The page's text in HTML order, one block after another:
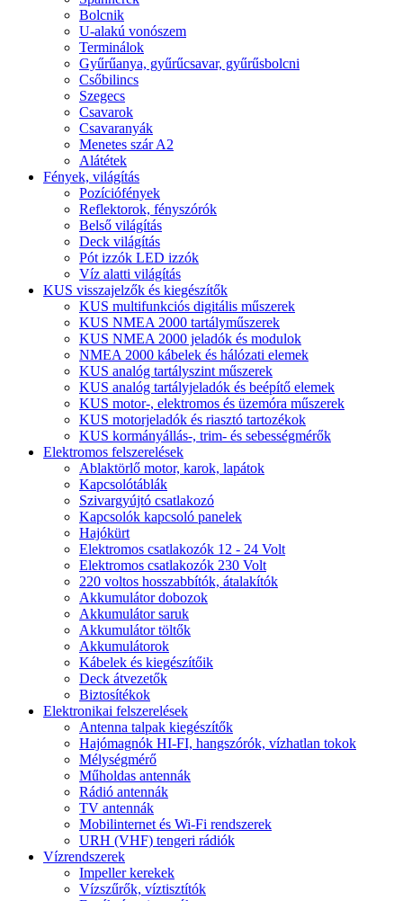
Bolcnik
U-alakú vonószem
Terminálok
Gyűrűanya, gyűrűcsavar, gyűrűsbolcni
Csőbilincs
Szegecs
Csavarok
Csavaranyák
Menetes szár A2
Alátétek
Fények, világítás
Pozíciófények
Reflektorok, fényszórók
Belső világítás
Deck világítás
Pót izzók LED izzók
Víz alatti világítás
KUS visszajelzők és kiegészítők
KUS multifunkciós digitális műszerek
KUS NMEA 2000 tartályműszerek
KUS NMEA 2000 jeladók és modulok
NMEA 2000 kábelek és hálózati elemek
KUS analóg tartályszint műszerek
KUS analóg tartályjeladók és beépítő elemek
KUS motor-, elektromos és üzemóra műszerek
KUS motorjeladók és riasztó tartozékok
KUS kormányállás-, trim- és sebességmérők
Elektromos felszerelések
Ablaktörlő motor, karok, lapátok
Kapcsolótáblák
Szivargyújtó csatlakozó
Kapcsolók kapcsoló panelek
Hajókürt
Elektromos csatlakozók 12 - 24 Volt
Elektromos csatlakozók 230 Volt
220 voltos hosszabbítók, átalakítók
Akkumulátor dobozok
Akkumulátor saruk
Akkumulátor töltők
Akkumulátorok
Kábelek és kiegészítőik
Deck átvezetők
Biztosítékok
Elektronikai felszerelések
Antenna talpak kiegészítők
Hajómagnók HI-FI, hangszórók, vízhatlan tokok
Mélységmérő
Műholdas antennák
Rádió antennák
TV antennák
Mobilinternet és Wi-Fi rendszerek
URH (VHF) tengeri rádiók
Vízrendszerek
Impeller kerekek
Vízszűrők, víztisztítók